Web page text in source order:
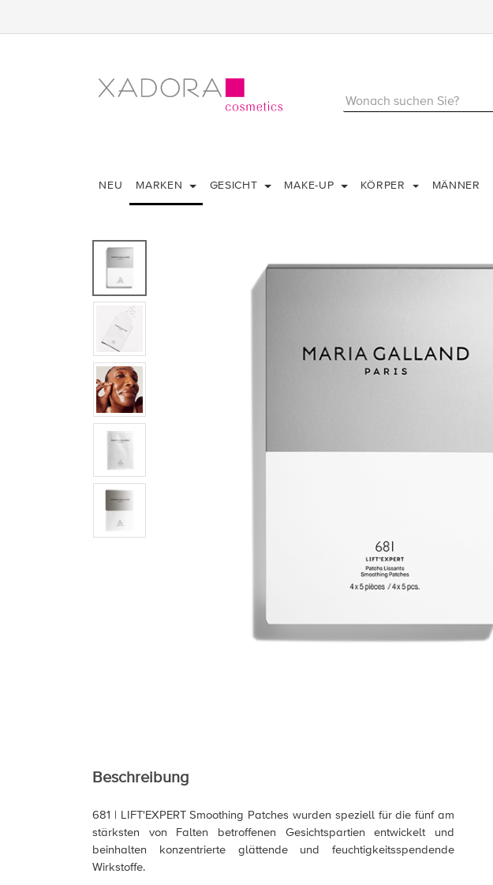
NEU MARKEN GESICHT MAKE-UP KÖRPER MÄNNER
Beschreibung
681 | LIFT'EXPERT Smoothing Patches wurden speziell für die fünf am
stärksten von Falten betroffenen Gesichtspartien entwickelt und
beinhalten konzentrierte glättende und feuchtigkeitsspendende
Wirkstoffe.